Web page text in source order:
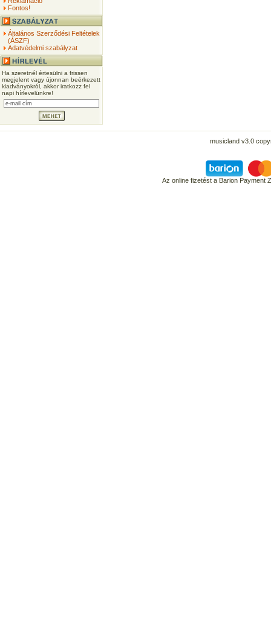
Fontos!
Általános Szerződési Feltételek
(ÁSZF)
Adatvédelmi szabályzat
Ha szeretnél értesülni a frissen
megjelent vagy újonnan beérkezett
kiadványokról, akkor iratkozz fel
napi hírlevelünkre!
musicland v3.0
Az online fizetést a Barion Payment